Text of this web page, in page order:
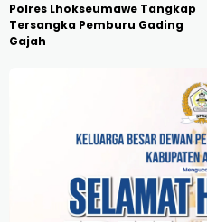
Polres Lhokseumawe Tangkap
Tersangka Pemburu Gading
Gajah